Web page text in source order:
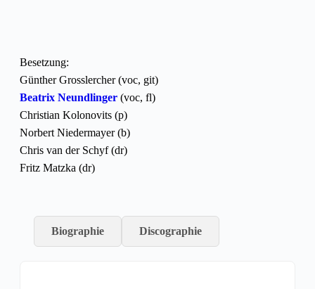
Besetzung:
Günther Grosslercher (voc, git)
Beatrix Neundlinger (voc, fl)
Christian Kolonovits (p)
Norbert Niedermayer (b)
Chris van der Schyf (dr)
Fritz Matzka (dr)
Biographie Discographie